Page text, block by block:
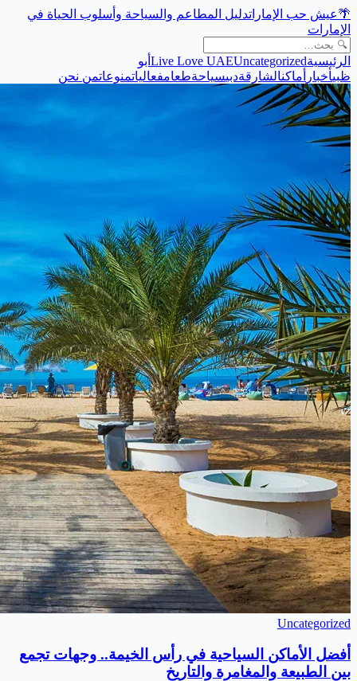
🌴عيش حب الإماراتدليل المطاعم والسياحة وأسلوب الحياة في
الإمارات
الرئيسية Live Love UAEUncategorized
أبو
ظبيأخبار أماكنالشارقةدبيسياحةطعامفعالياتمنوعاتمن نحن
Uncategorized
أفضل الأماكن السياحية في رأس الخيمة.. وجهات تجمع
بين الطبيعة والمغامرة والتاريخ